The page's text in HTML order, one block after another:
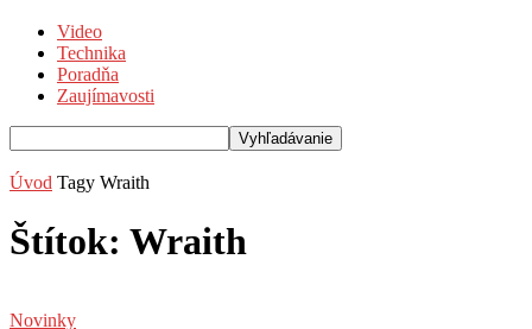
Video
Technika
Poradňa
Zaujímavosti
Úvod Tagy Wraith
Štítok: Wraith
Novinky